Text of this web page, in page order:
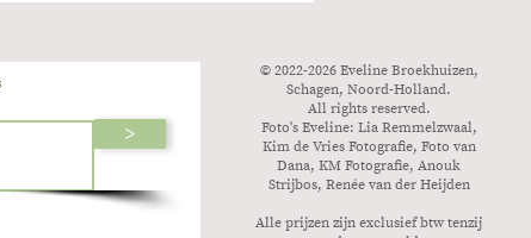
>
© 2022-2026 Eveline Broekhuizen,
Schagen, Noord-Holland.
All rights reserved.
Foto's Eveline: Lia Remmelzwaal,
Kim de Vries Fotografie, Foto van
Dana, KM Fotografie, Anouk
Strijbos, Renée van der Heijden
Alle prijzen zijn exclusief btw tenzij